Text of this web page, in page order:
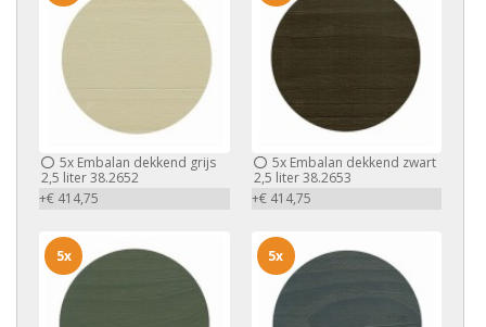
5x Embalan dekkend grijs
2,5 liter 38.2652
+€ 414,75
5xEmbalan dekkend zwart
2,5 liter 38.2653
+€ 414,75
5x 5x